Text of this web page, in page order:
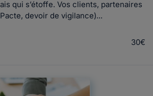
qui s’étoffe. Vos clients, partenaires
devoir de vigilance)...
30€